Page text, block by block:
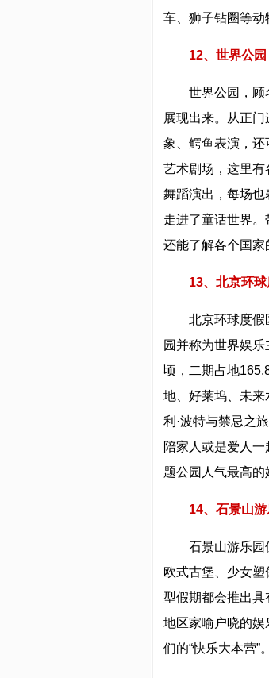
车、狮子钻圈等动
12、世界公园
世界公园，顾
展现出来。从正
象、鳄鱼表演，
艺术剧场，这里
舞蹈演出，每场
走进了童话世界。
还能了解各个国家
13、北京环
北京环球度假
园并称为世界娱
顷，二期占地
地、好莱坞、未
利·波特与禁忌之
陪家人或是爱人
题公园人气最高的
14、石景山游
石景山游乐园
欧式古堡、少女
型假期都会推出具
地区家喻户晓的
们的“快乐大本营”。